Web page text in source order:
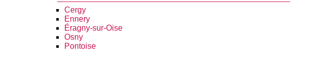
Cergy
Ennery
Éragny-sur-Oise
Osny
Pontoise